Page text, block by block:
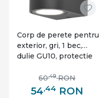
Corp de perete pentru
exterior, gri, 1 bec,
dulie GU10, protectie
54,44 RON
60,49 RON